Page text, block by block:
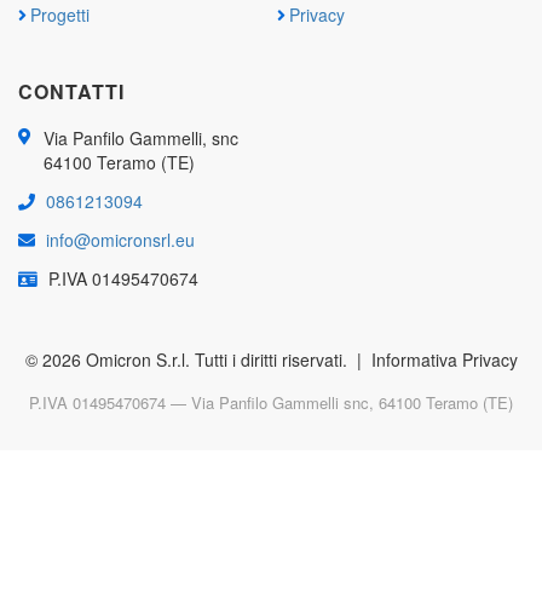
Progetti
Privacy
CONTATTI
Via Panfilo Gammelli, snc
64100 Teramo (TE)
0861213094
info@omicronsrl.eu
P.IVA 01495470674
© 2026 Omicron S.r.l. Tutti i diritti riservati. | Informativa Privacy
P.IVA 01495470674 — Via Panfilo Gammelli snc, 64100 Teramo (TE)